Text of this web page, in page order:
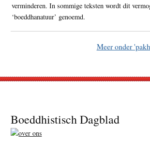
verminderen. In sommige teksten wordt dit
‘boeddhanatuur’ genoemd.
Meer onder
Footer
Boeddhistisch Dagblad